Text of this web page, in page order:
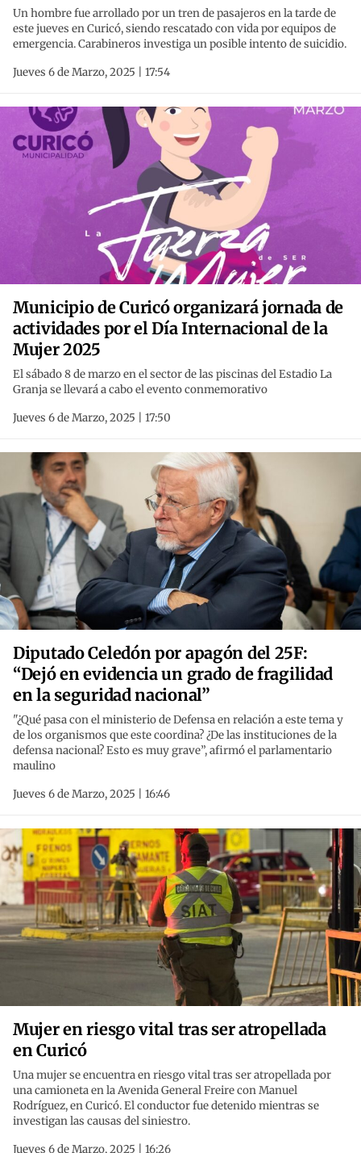
Un hombre fue arrollado por un tren de pasajeros en la tarde de
este jueves en Curicó, siendo rescatado con vida por equipos de
emergencia. Carabineros investiga un posible intento de suicidio.
Jueves 6 de Marzo, 2025 | 17:54
Municipio de Curicó organizará jornada de
actividades por el Día Internacional de la
Mujer 2025
El sábado 8 de marzo en el sector de las piscinas del Estadio La
Granja se llevará a cabo el evento conmemorativo
Jueves 6 de Marzo, 2025 | 17:50
Diputado Celedón por apagón del 25F:
“Dejó en evidencia un grado de fragilidad
en la seguridad nacional”
"¿Qué pasa con el ministerio de Defensa en relación a este tema y
de los organismos que este coordina? ¿De las instituciones de la
defensa nacional? Esto es muy grave”, afirmó el parlamentario
maulino
Jueves 6 de Marzo, 2025 | 16:46
Mujer en riesgo vital tras ser atropellada
en Curicó
Una mujer se encuentra en riesgo vital tras ser atropellada por
una camioneta en la Avenida General Freire con Manuel
Rodríguez, en Curicó. El conductor fue detenido mientras se
investigan las causas del siniestro.
Jueves 6 de Marzo, 2025 | 16:26